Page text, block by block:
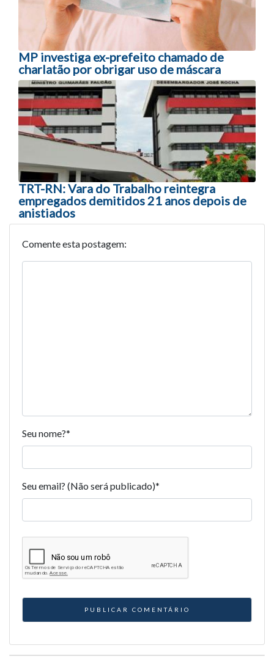
MP investiga ex-prefeito chamado de
charlatão por obrigar uso de máscara
TRT-RN: Vara do Trabalho reintegra
empregados demitidos 21 anos depois de
anistiados
Comente esta postagem:
Seu nome?*
Seu email? (Não será publicado)*